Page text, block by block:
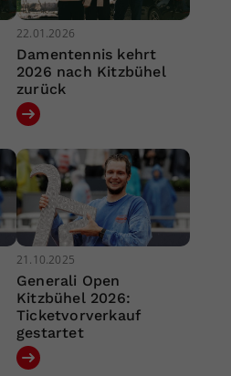
22.01.2026
Damentennis kehrt
2026 nach Kitzbühel
zurück
21.10.2025
Generali Open
Kitzbühel 2026:
Ticketvorverkauf
gestartet